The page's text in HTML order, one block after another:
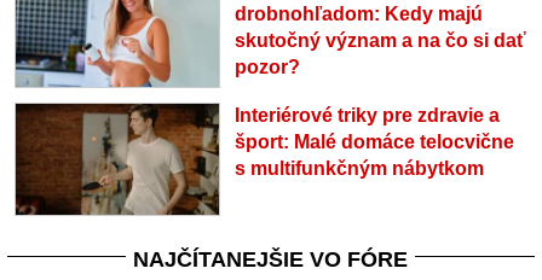
drobnohľadom: Kedy majú
skutočný význam a na čo si dať
pozor?
Interiérové triky pre zdravie a
šport: Malé domáce telocvične
s multifunkčným nábytkom
NAJČÍTANEJŠIE VO FÓRE